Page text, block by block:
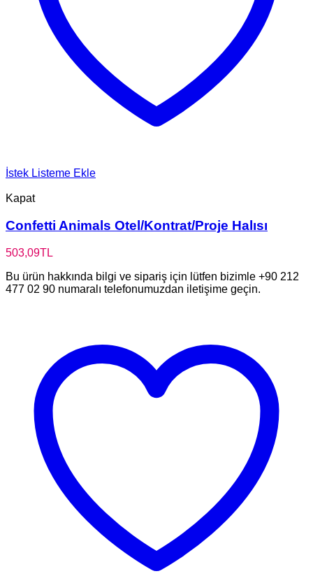
İstek Listeme Ekle
Kapat
Confetti Animals Otel/Kontrat/Proje Halısı
503,09TL
Bu ürün hakkında bilgi ve sipariş için lütfen bizimle +90 212
477 02 90 numaralı telefonumuzdan iletişime geçin.